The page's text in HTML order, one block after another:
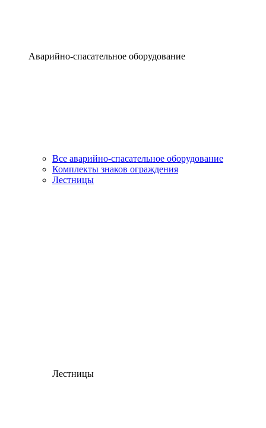
Аварийно-спасательное оборудование
Все аварийно-спасательное оборудование
Комплекты знаков ограждения
Лестницы
Лестницы